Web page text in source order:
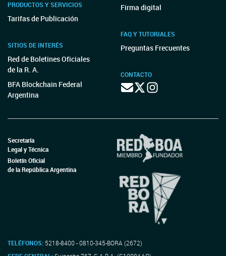
PRODUCTOS Y SERVICIOS
Tarifas de Publicación
SITIOS DE INTERÉS
Red de Boletines Oficiales
de la R. A.
BFA Blockchain Federal
Argentina
Firma digital
FAQ Y TUTORIALES
Preguntas Frecuentes
CONTACTO
Secretaría
Legal y Técnica
Boletín Oficial
de la República Argentina
TELÉFONOS: 5218-8400 - 0810-345-BORA (2672)